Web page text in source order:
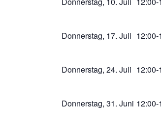
Donnerstag, 17. Juli 12:00-
Donnerstag, 24. Juli 12:00-
Donnerstag, 31. Juni 12:00-